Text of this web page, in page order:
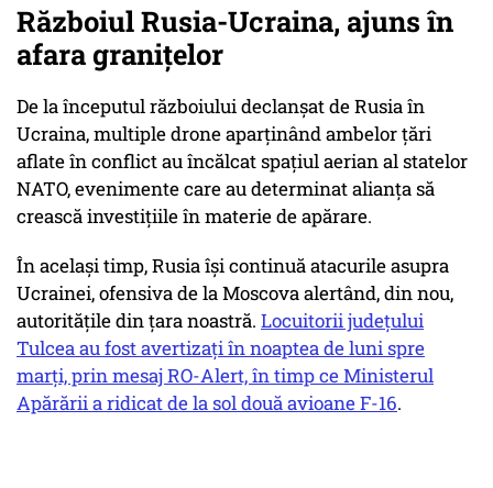
Războiul Rusia-Ucraina, ajuns în
afara granițelor
De la începutul războiului declanșat de Rusia în
Ucraina, multiple drone aparținând ambelor țări
aflate în conflict au încălcat spațiul aerian al statelor
NATO, evenimente care au determinat alianța să
crească investițiile în materie de apărare.
În același timp, Rusia își continuă atacurile asupra
Ucrainei, ofensiva de la Moscova alertând, din nou,
autoritățile din țara noastră. Locuitorii județului
Tulcea au fost avertizați în noaptea de luni spre
marți, prin mesaj RO-Alert, în timp ce Ministerul
Apărării a ridicat de la sol două avioane F-16.